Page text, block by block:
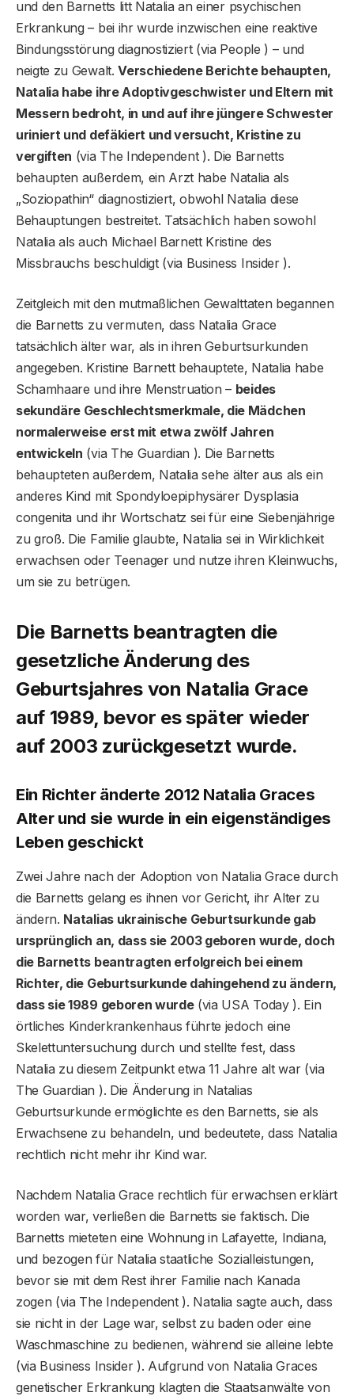
und den Barnetts litt Natalia an einer psychischen
Erkrankung – bei ihr wurde inzwischen eine reaktive
Bindungsstörung diagnostiziert (via People ) – und
neigte zu Gewalt.Verschiedene Berichte behaupten,
Natalia habe ihre Adoptivgeschwister und Eltern mit
Messern bedroht, in und auf ihre jüngere Schwester
uriniert und defäkiert und versucht, Kristine zu
vergiften (via The Independent ). Die Barnetts
behaupten außerdem, ein Arzt habe Natalia als
„Soziopathin“ diagnostiziert, obwohl Natalia diese
Behauptungen bestreitet. Tatsächlich haben sowohl
Natalia als auch Michael Barnett Kristine des
Missbrauchs beschuldigt (via Business Insider ).
Zeitgleich mit den mutmaßlichen Gewalttaten begannen
die Barnetts zu vermuten, dass Natalia Grace
tatsächlich älter war, als in ihren Geburtsurkunden
angegeben. Kristine Barnett behauptete, Natalia habe
Schamhaare und ihre Menstruation – beides
sekundäre Geschlechtsmerkmale, die Mädchen
normalerweise erst mit etwa zwölf Jahren
entwickeln (via The Guardian ). Die Barnetts
behaupteten außerdem, Natalia sehe älter aus als ein
anderes Kind mit Spondyloepiphysärer Dysplasia
congenita und ihr Wortschatz sei für eine Siebenjährige
zu groß. Die Familie glaubte, Natalia sei in Wirklichkeit
erwachsen oder Teenager und nutze ihren Kleinwuchs,
um sie zu betrügen.
Die Barnetts beantragten die
gesetzliche Änderung des
Geburtsjahres von Natalia Grace
auf 1989, bevor es später wieder
auf 2003 zurückgesetzt wurde.
Ein Richter änderte 2012 Natalia Graces
Alter und sie wurde in ein eigenständiges
Leben geschickt
Zwei Jahre nach der Adoption von Natalia Grace durch
die Barnetts gelang es ihnen vor Gericht, ihr Alter zu
ändern. Natalias ukrainische Geburtsurkunde gab
ursprünglich an, dass sie 2003 geboren wurde, doch
die Barnetts beantragten erfolgreich bei einem
Richter, die Geburtsurkunde dahingehend zu ändern,
dass sie 1989 geboren wurde(via USA Today ). Ein
örtliches Kinderkrankenhaus führte jedoch eine
Skelettuntersuchung durch und stellte fest, dass
Natalia zu diesem Zeitpunkt etwa 11 Jahre alt war (via
The Guardian ). Die Änderung in Natalias
Geburtsurkunde ermöglichte es den Barnetts, sie als
Erwachsene zu behandeln, und bedeutete, dass Natalia
rechtlich nicht mehr ihr Kind war.
Nachdem Natalia Grace rechtlich für erwachsen erklärt
worden war, verließen die Barnetts sie faktisch. Die
Barnetts mieteten eine Wohnung in Lafayette, Indiana,
und bezogen für Natalia staatliche Sozialleistungen,
bevor sie mit dem Rest ihrer Familie nach Kanada
zogen (via The Independent ). Natalia sagte auch, dass
sie nicht in der Lage war, selbst zu baden oder eine
Waschmaschine zu bedienen, während sie alleine lebte
(via Business Insider ). Aufgrund von Natalia Graces
genetischer Erkrankung klagten die Staatsanwälte von